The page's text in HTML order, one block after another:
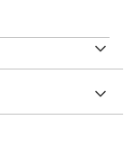
PNG